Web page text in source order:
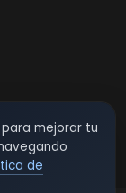
mejorar tu
de